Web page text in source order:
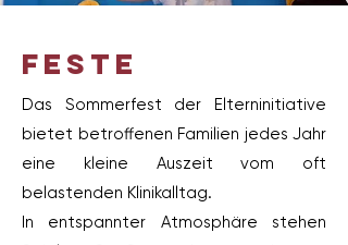
feste
Das Sommerfest der Elterninitiative
bietet betroffenen Familien jedes Jahr
eine kleine Auszeit vom oft
belastenden Klinikalltag.
In entspannter Atmosphäre stehen